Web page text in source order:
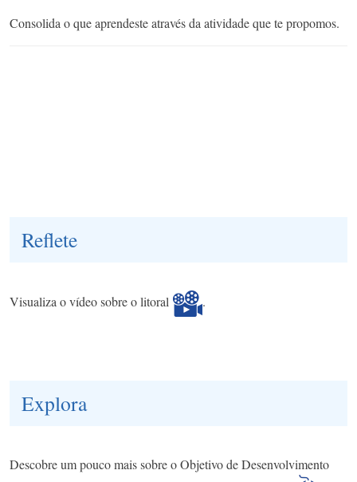
Consolida o que aprendeste através da atividade que te propomos.
Reflete
Visualiza o vídeo sobre o litoral .
Explora
Descobre um pouco mais sobre o Objetivo de Desenvolvimento